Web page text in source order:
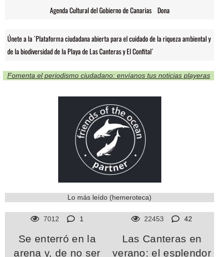
Agenda Cultural del Gobierno de Canarias Dona
Únete a la `Plataforma ciudadana abierta para el cuidado de la riqueza ambiental y
de la biodiversidad de la Playa de Las Canteras y El Confital´
Fomenta el periodismo ciudadano: envíanos tus noticias playeras
Lo más leído (hemeroteca)
7012 1
Se enterró en la
arena y, de no ser
22453 42
Las Canteras en
verano: el esplendor